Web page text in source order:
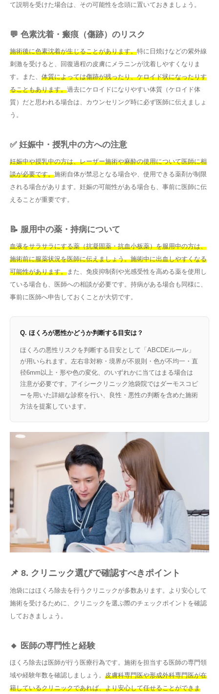
て説明を受けた場合は、その可能性を念頭に置いておきましょう。
💬 色素沈着・瘢痕（傷跡）のリスク
施術後に色素沈着が生じることがあります。特に日焼けなどの紫外線
刺激を受けると、回復過程の皮膚にメラニンが沈着しやすくなりま
す。また、 体質によっては傷跡が残ったり、ケロイド状になったりす
ることもあります。過去にケロイドになりやすい体質（ケロイド体
質）だと思われる場合は、カウンセリング時に必ず医師に伝えましょ
う。
✅ 妊娠中・授乳中の方への注意
妊娠中や授乳中の方は、レーザー施術や麻酔の使用について医師に相
談が必要です。施術自体が禁忌となる場合や、使用できる薬剤が制限
される場合があります。妊娠の可能性がある場合も、事前に医師に伝
えることが重要です。
📝 服用中の薬・持病について
血液をサラサラにする薬（抗凝固薬・抗血小板薬）を服用中の方は、
施術前に服薬状況を医師に伝えましょう。施術中に出血しやすくなる
可能性があります。 また、免疫抑制剤や光感受性を高める薬を使用し
ている場合も、医師への相談が必要です。持病がある場合も同様に、
事前に医師へ申告しておくことが大切です。
Q. ほくろが悪性かどうか判断する目安は？
ほくろの悪性リスクを判断する目安として「ABCDEルール」
が用いられます。左右非対称・境界が不規則・色が不均一・直
径6mm以上・形や色の変化、のいずれかに当てはまる場合は
注意が必要です。アイシークリニック池袋院ではダーモスコピ
ーを用いた詳細な診察を行い、良性・悪性の判断を含めた施術
方法を提案しています。
📌 8. クリニック選びで確認すべきポイント
池袋にはほくろ除去を行うクリニックが多数あります。より安心して
施術を受けるために、クリニックを選ぶ際のチェックポイントを確認
しておきましょう。
🔸 医師の専門性と経験
ほくろ除去は医師が行う医療行為です。施術を担当する医師の専門領
域や経験年数を確認しましょう。 皮膚科専門医や形成外科専門医が在
籍しているクリニックであれば、より安心して任せることができま